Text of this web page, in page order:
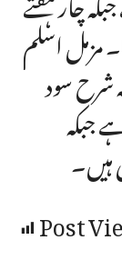
مزمل اسلم
شرح سود
6.2 فیصد ہے جبکہ
Post